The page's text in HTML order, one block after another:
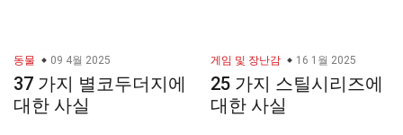
동물 09 4월 2025
37 가지 별코두더지에
대한 사실
게임 및 장난감 16 1월 2025
25 가지 스틸시리즈에
대한 사실